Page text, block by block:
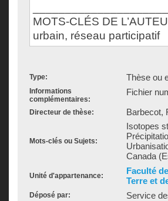
MOTS-CLÉS DE
urbain, réseau participatif
Type: Thèse ou
Informations
complémentaires:
Fichier
Directeur de thèse: Barbecot,
Mots-clés ou Sujets:
Isotopes
Canada
Unité d'appartenance:
Faculté
Terre et
Déposé par: Service